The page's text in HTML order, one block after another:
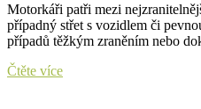
Motorkáři patři mezi
případný střet s vozidlem či
případů těžkým zraněním nebo
Čtěte víceMotorkářská